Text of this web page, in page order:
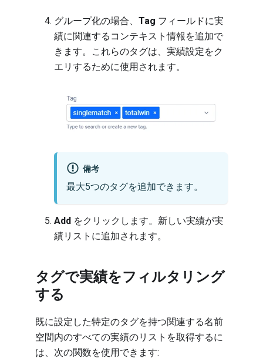
グループ化の場合、 Tag フィールドに実
績に関連するコンテキスト情報を追加で
きます。これらのタグは、実績設定をク
エリするために使用されます。
備考
最大5つのタグを追加できます。
Add をクリックします。新しい実績が実
績リストに追加されます。
タグで実績をフィルタリング
する
既に設定した特定のタグを持つ関連する名前
空間内のすべての実績のリストを取得するに
は、次の関数を使用できます: